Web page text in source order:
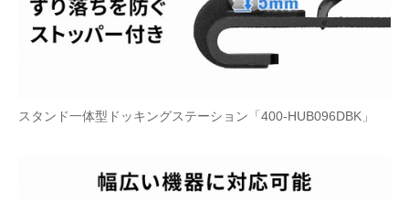
スタンド一体型ドッキングステーション「400-HUB096DBK」